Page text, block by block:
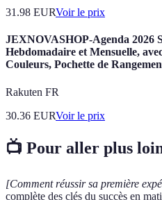
31.98 EURVoir le prix
JEXNOVASHOP-Agenda 2026
Hebdomadaire et Mensuelle,
Couleurs, Pochette de
Rakuten FR
30.36 EURVoir le prix
📺 Pour aller plus
[Comment réussir sa première
complète des clés du succès en